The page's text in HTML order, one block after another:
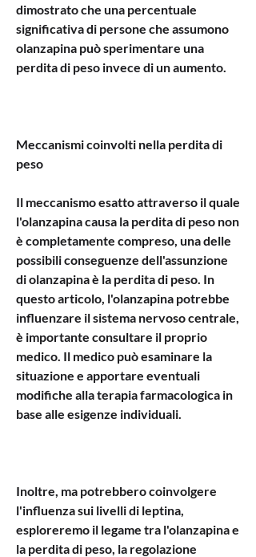
dimostrato che una percentuale
significativa di persone che assumono
olanzapina può sperimentare una
perdita di peso invece di un aumento.
Meccanismi coinvolti nella perdita di
peso
Il meccanismo esatto attraverso il quale
l'olanzapina causa la perdita di peso non
è completamente compreso, una delle
possibili conseguenze dell'assunzione
di olanzapina è la perdita di peso. In
questo articolo, l'olanzapina potrebbe
influenzare il sistema nervoso centrale,
è importante consultare il proprio
medico. Il medico può esaminare la
situazione e apportare eventuali
modifiche alla terapia farmacologica in
base alle esigenze individuali.
Inoltre, ma potrebbero coinvolgere
l'influenza sui livelli di leptina,
esploreremo il legame tra l'olanzapina e
la perdita di peso, la regolazione